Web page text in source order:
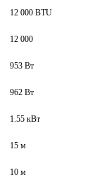
12 000 BTU
12 000
953 Вт
962 Вт
1.55 кВт
15 м
10 м